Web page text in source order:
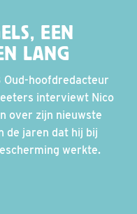
EEN
LANG
Oud-hoofdredacteur
interviewt Nico
over zijn nieuwste
de jaren dat hij bij
werkte.